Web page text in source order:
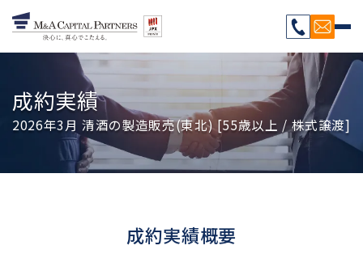
成約実績
2026年3月 清酒の製造販売(東北) [55歳以上 / 株式譲渡]
成約実績概要